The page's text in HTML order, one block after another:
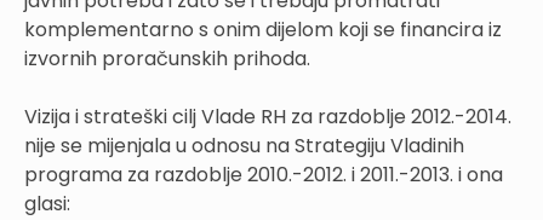
komplementarno s onim dijelom koji se financira iz
izvornih proračunskih prihoda.
Vizija i strateški cilj Vlade RH za razdoblje 2012.-2014.
nije se mijenjala u odnosu na Strategiju Vladinih
programa za razdoblje 2010.-2012. i 2011.-2013. i ona
glasi: